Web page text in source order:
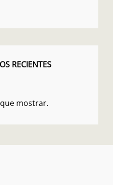
RECIENTES
mostrar.